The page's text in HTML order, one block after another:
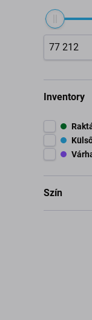
Inventory
Szín